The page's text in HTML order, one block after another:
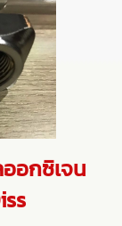
อกซิเจน